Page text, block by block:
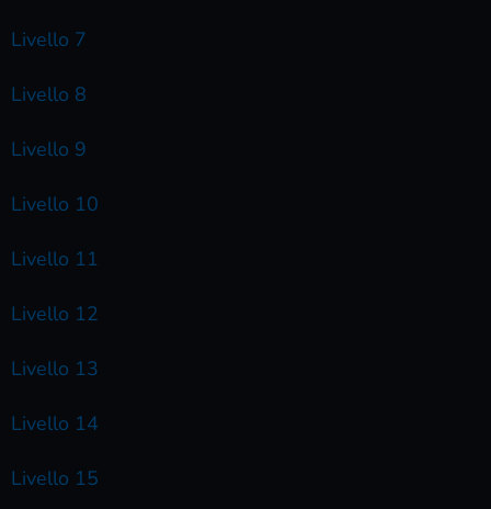
Livello 7
Livello 8
Livello 9
Livello 10
Livello 11
Livello 12
Livello 13
Livello 14
Livello 15